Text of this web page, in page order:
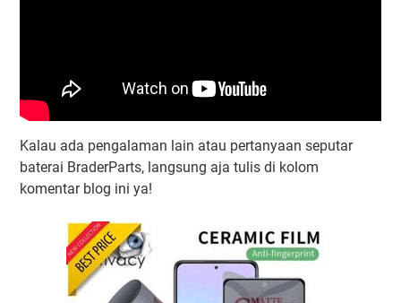
Kalau ada pengalaman lain atau pertanyaan seputar
baterai BraderParts, langsung aja tulis di kolom
komentar blog ini ya!